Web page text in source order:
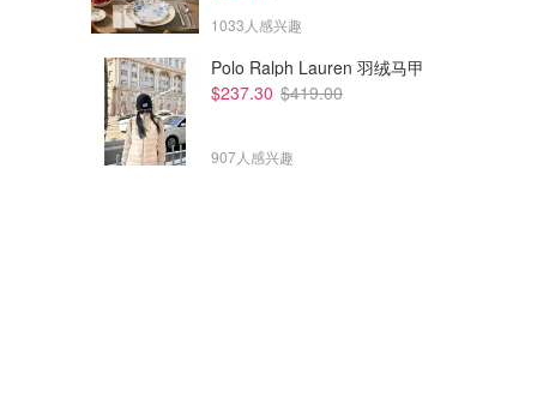
1033人感兴趣
Polo Ralph Lauren 羽绒马甲
$237.30 $419.00
907人感兴趣